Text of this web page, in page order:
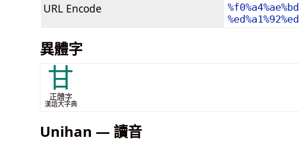
URL Encode
%f0%a4%ae%bd
異體字
甘
正體字
漢語大字典
Unihan — 讀音